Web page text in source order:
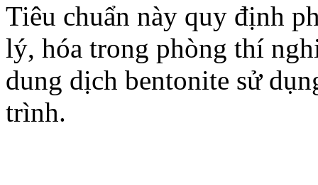
Tiêu chuẩn này quy định
lý, hóa trong phòng thí
dung dịch bentonite sử
trình.